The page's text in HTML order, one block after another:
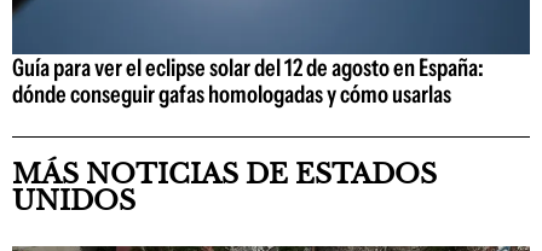
Guía para ver el eclipse solar del 12 de agosto en España:
dónde conseguir gafas homologadas y cómo usarlas
MÁS NOTICIAS DE ESTADOS
UNIDOS